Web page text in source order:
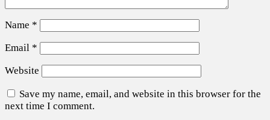
Name *
Email *
Website
Save my name, email, and website in this browser for the
next time I comment.